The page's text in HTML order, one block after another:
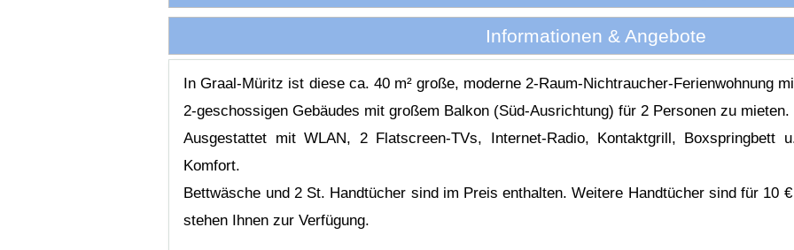
Informationen & Angebote
In Graal-Müritz ist diese ca. 40 m² große, moderne 2-Raum-Nichtraucher-Ferienwohnung
2-geschossigen Gebäudes mit großem Balkon (Süd-Ausrichtung) für 2 Personen zu mieten.
Ausgestattet mit WLAN, 2 Flatscreen-TVs, Internet-Radio, Kontaktgrill, Boxspringbett
Komfort.
Bettwäsche und 2 St. Handtücher sind im Preis enthalten. Weitere Handtücher sind für 10
stehen Ihnen zur Verfügung.